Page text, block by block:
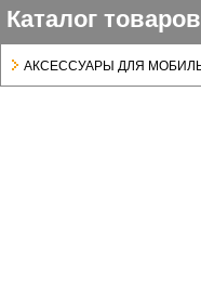
Каталог товаров
АКСЕСCУАРЫ ДЛЯ